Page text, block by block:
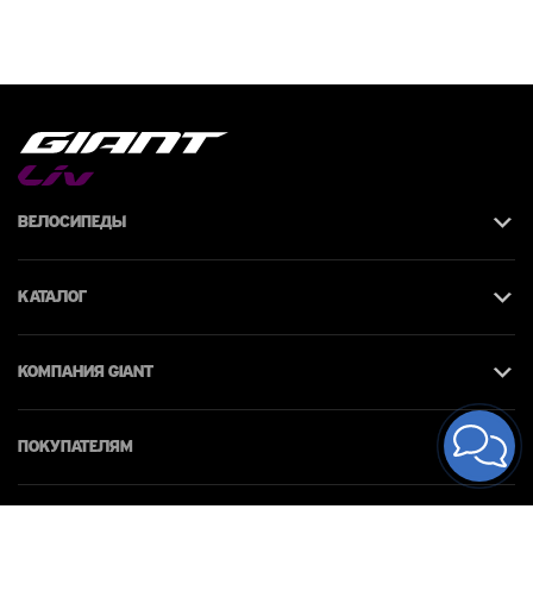
Велосипеды
Каталог
КОМПАНИЯ giant
Покупателям